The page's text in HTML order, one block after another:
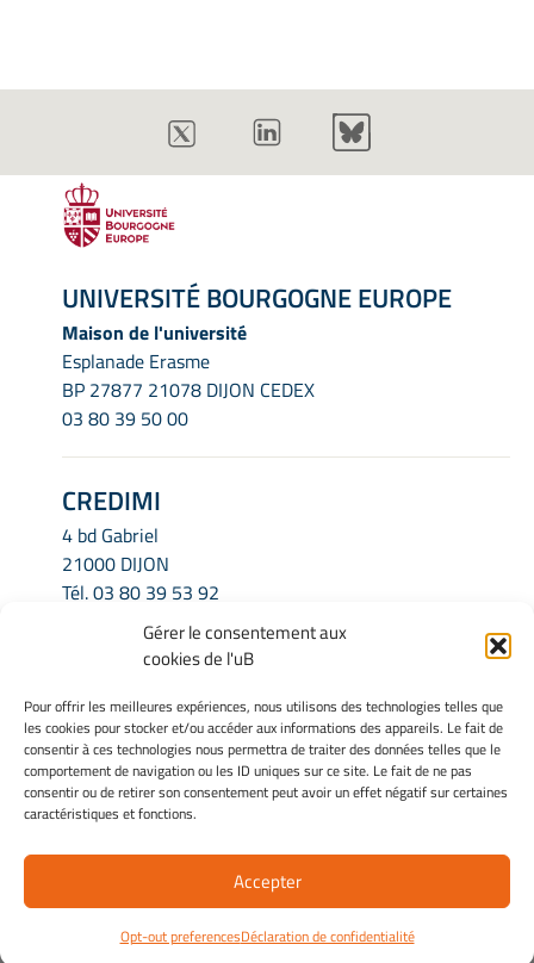
Gérer le consentement aux
cookies de l'uB
Pour offrir les meilleures expériences, nous utilisons des technologies telles que
les cookies pour stocker et/ou accéder aux informations des appareils. Le fait de
consentir à ces technologies nous permettra de traiter des données telles que le
comportement de navigation ou les ID uniques sur ce site. Le fait de ne pas
consentir ou de retirer son consentement peut avoir un effet négatif sur certaines
caractéristiques et fonctions.
Accepter
Opt-out preferencesDéclaration de confidentialité
UNIVERSITÉ BOURGOGNE EUROPE
Maison de l'université
Esplanade Erasme
BP 27877 21078 DIJON CEDEX
03 80 39 50 00
CREDIMI
4 bd Gabriel
21000 DIJON
Tél.03 80 39 53 92
credimi.secretariat@u-bourgogne.fr
INFORMATIONS LÉGALES
Mentions légales
Gérer mes cookies
Politique de cookies
Déclaration de confidentialité
Avertissement
Site Officiel - Credimi @ 2026
Copyright Université de Bourgogne Europe